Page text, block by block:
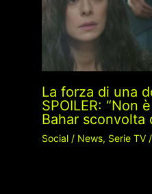
La forza di una
SPOILER: “Non
Bahar sconvolta
Social/ News, Serie TV/